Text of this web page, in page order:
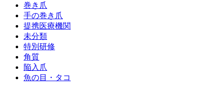
巻き爪
手の巻き爪
提携医療機関
未分類
特別研修
角質
陥入爪
魚の目・タコ